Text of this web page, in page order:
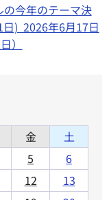
今年のテーマ決
) 2026年6月17日
）
金
土
5
6
12
13